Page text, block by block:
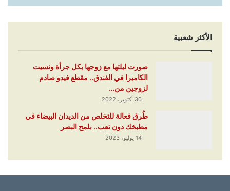
الأكثر شعبية
صورت ليلتها مع زوجها بكل جرأة ونسيت
الكاميرا في الفندق.. مقطع فيدو صادم
لزوجين من…
30 أكتوبر، 2022
طُرق فعالة للتخلص من الديدان البيضاء في
مطبخك دون تعب.. بلمح البصر
14 يوليو، 2023